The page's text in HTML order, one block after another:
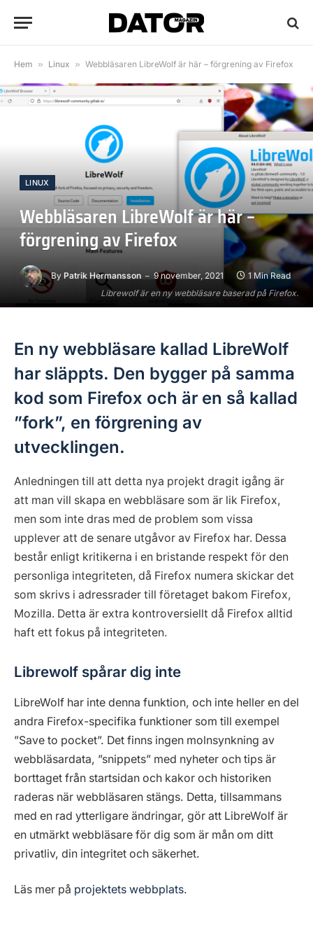
Hem » Linux » Webbläsaren LibreWolf är här – förgrening av Firefox
Librewolf är en ny webbläsare baserad på Firefox.
LINUX
Webbläsaren LibreWolf är här –
förgrening av Firefox
By Patrik Hermansson 9 november, 2021 1 Min Read
En ny webbläsare kallad LibreWolf
har släppts. Den bygger på samma
kod som Firefox och är en så kallad
”fork”, en förgrening av
utvecklingen.
Anledningen till att detta nya projekt dragit igång är
att man vill skapa en webbläsare som är lik Firefox,
men som inte dras med de problem som vissa
upplever att de senare utgåvor av Firefox har. Dessa
består enligt kritikerna i en bristande respekt för den
personliga integriteten, då Firefox numera skickar det
som skrivs i adressrader till företaget bakom Firefox,
Mozilla. Detta är extra kontroversiellt då Firefox alltid
haft ett fokus på integriteten.
Librewolf spårar dig inte
LibreWolf har inte denna funktion, och inte heller en del
andra Firefox-specifika funktioner som till exempel
”Save to pocket”. Det finns ingen molnsynkning av
webbläsardata, ”snippets” med nyheter och tips är
borttaget från startsidan och kakor och historiken
raderas när webbläsaren stängs. Detta, tillsammans
med en rad ytterligare ändringar, gör att LibreWolf är
en utmärkt webbläsare för dig som är mån om ditt
privatliv, din integritet och säkerhet.
Läs mer på projektets webbplats.